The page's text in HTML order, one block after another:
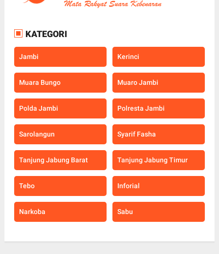
KATEGORI
Jambi Kerinci
Muara Bungo Muaro Jambi
Polda Jambi Polresta Jambi
Sarolangun Syarif Fasha
Tanjung Jabung Barat Tanjung Jabung Timur
Tebo Inforial
Narkoba Sabu